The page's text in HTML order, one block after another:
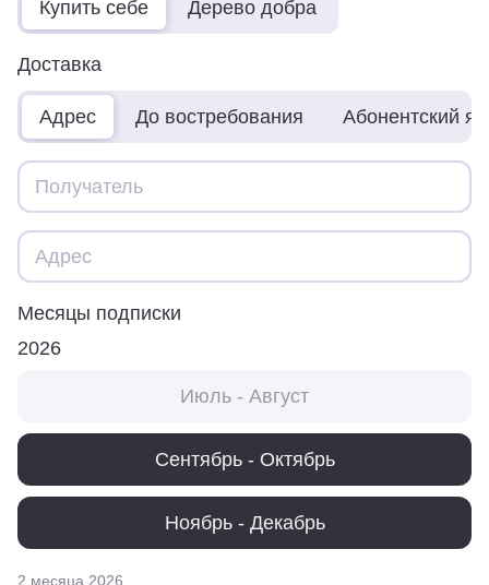
Купить себе Дерево добра
Доставка
Адрес До востребования Абонентский
Месяцы подписки
2026
Июль - Август
Сентябрь - Октябрь
Ноябрь - Декабрь
2 месяца 2026